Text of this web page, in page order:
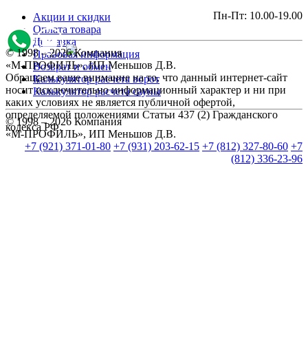
Акции и скидки
Оплата товара
Доставка
Правовая информация
Возврат и обмен
Калькулятор расчета ворот
Калькулятор расчета сауны
© 1998 – 2026 Компания
«М-ПРОФИЛЬ», ИП Меньшов Д.В.
+7 (921) 371-01-80 +7 (931) 203-62-15 +7 (812) 327-80-60 +7
(812) 336-23-96
Пн-Пт: 10.00-19.00
© 1998 – 2026 Компания
«М-ПРОФИЛЬ», ИП Меньшов Д.В.
Обращаем ваше внимание на то, что данный интернет-сайт
носит исключительно информационный характер и ни при
каких условиях не является публичной офертой,
определяемой положениями Статьи 437 (2) Гражданского
кодекса РФ.